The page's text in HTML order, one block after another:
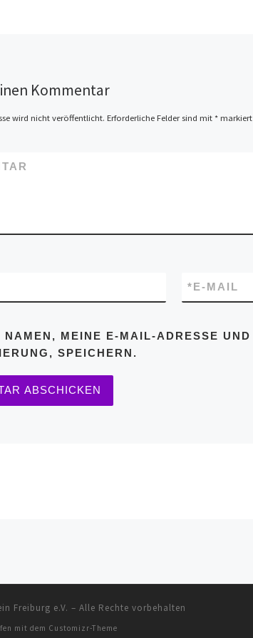
Kommentar
wird nicht veröffentlicht. Erforderliche Felder sind mit *markiert
E-MAIL
*
NAMEN, MEINE E-MAIL-ADRESSE
SPEICHERN.
Freiburg e.V. – Alle Rechte vorbehalten
mit dem Customizr-Theme